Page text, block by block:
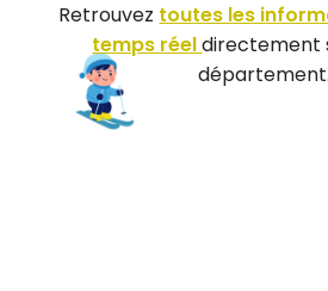
Retrouvez toutes les
temps réeldirectement
département.